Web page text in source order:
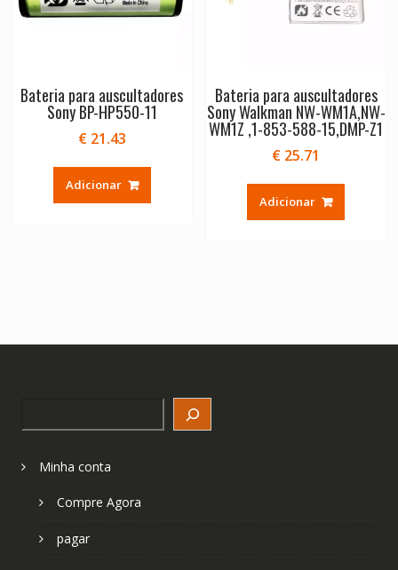
Bateria para auscultadores
Sony BP-HP550-11
€21.43
Adicionar
Bateria para auscultadores
Sony Walkman NW-WM1A,NW-
WM1Z ,1-853-588-15,DMP-Z1
€ 25.71
Adicionar
Minha conta
Compre Agora
pagar